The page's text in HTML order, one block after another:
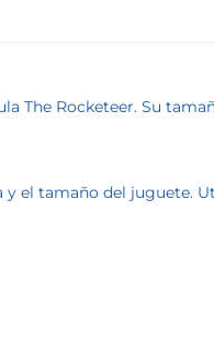
The Rocketeer. Su
el tamaño del juguete.